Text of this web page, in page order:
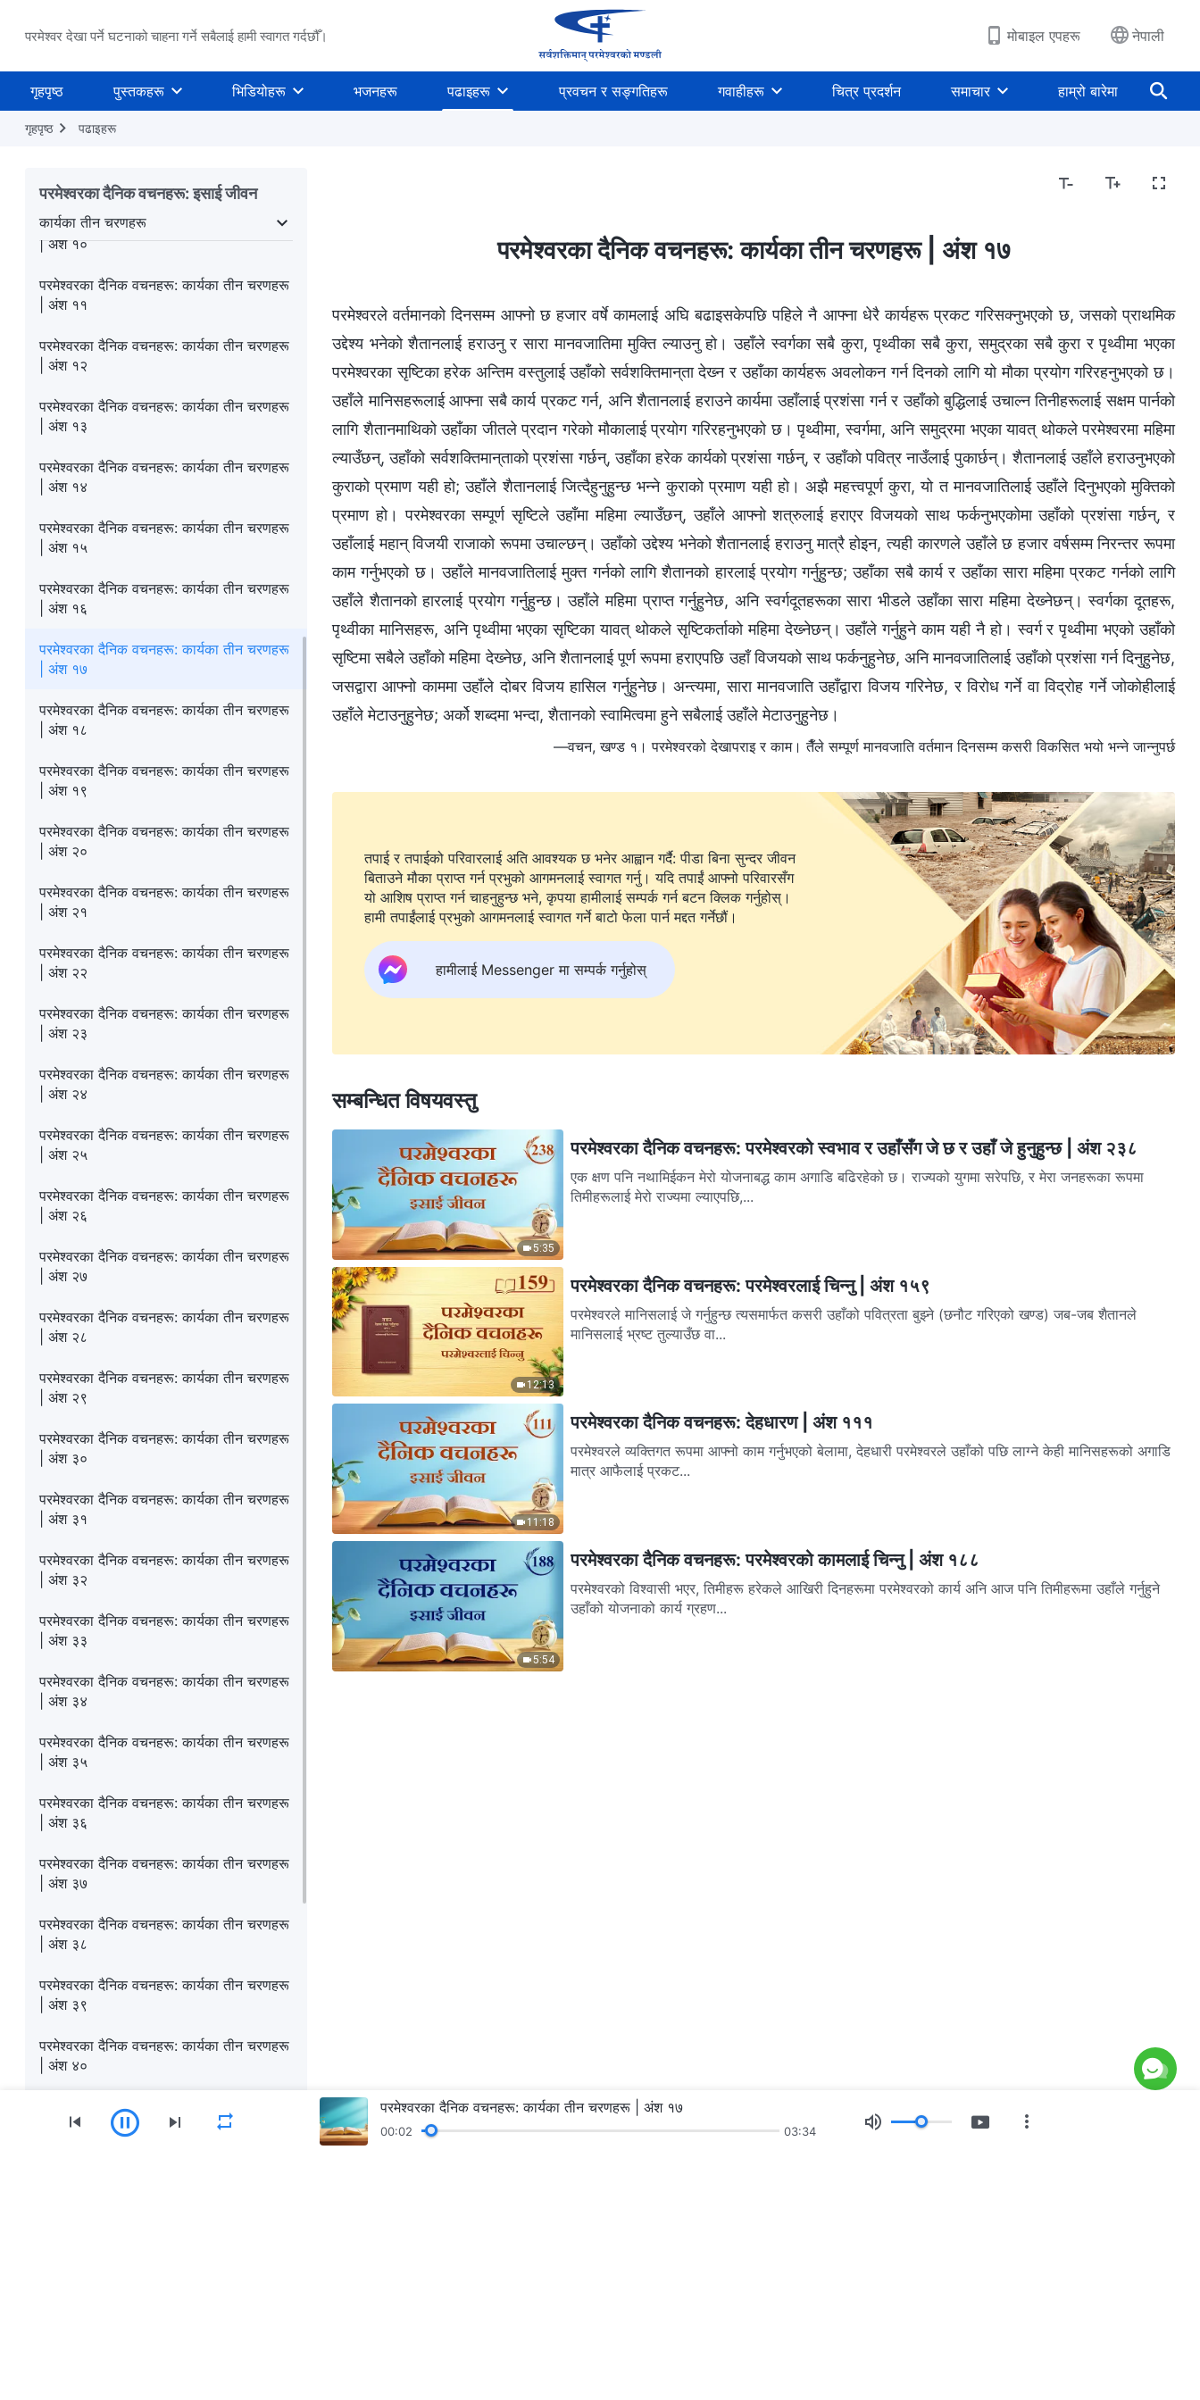
परमेश्वर देखा पर्ने घटनाको चाहना गर्ने सबैलाई हामी स्वागत गर्दछौँ। मोबाइल एपहरू नेपाली
गृहपृष्ठ पुस्तकहरू भिडियोहरू भजनहरू पढाइहरू प्रवचन र सङ्गतिहरू गवाहीहरू चित्र प्रदर्शन समाचार हाम्रो बारेमा
गृहपृष्ठ पढाइहरू
परमेश्‍वरका दैनिक वचनहरू: इसाई जीवन
कार्यका तीन चरणहरू
कार्यका तीन चरणहरू परमेश्‍वर देखा पर्नु र उहाँको काम आखिरी दिनहरूको न्याय देहधारण परमेश्‍वरको कामलाई चिन्‍नु परमेश्‍वरको स्वभाव र उहाँसँग जे छ र उहाँ जे हुनुहुन्छ
परमेश्‍वरका दैनिक वचनहरू: कार्यका तीन चरणहरू
परमेश्‍वरका दैनिक वचनहरू: कार्यका तीन चरणहरू
| अंश ८
| अंश ९
परमेश्‍वरका दैनिक वचनहरू: कार्यका तीन चरणहरू
| अंश १०
परमेश्‍वरका दैनिक वचनहरू: कार्यका तीन चरणहरू
| अंश ११
परमेश्‍वरका दैनिक वचनहरू: कार्यका तीन चरणहरू
| अंश १२
परमेश्‍वरका दैनिक वचनहरू: कार्यका तीन चरणहरू
| अंश १३
परमेश्‍वरका दैनिक वचनहरू: कार्यका तीन चरणहरू
| अंश १४
परमेश्‍वरका दैनिक वचनहरू: कार्यका तीन चरणहरू
| अंश १५
परमेश्‍वरका दैनिक वचनहरू: कार्यका तीन चरणहरू
| अंश १६
परमेश्‍वरका दैनिक वचनहरू: कार्यका तीन चरणहरू
| अंश १७
परमेश्‍वरका दैनिक वचनहरू: कार्यका तीन चरणहरू
| अंश १८
परमेश्‍वरका दैनिक वचनहरू: कार्यका तीन चरणहरू
| अंश १९
परमेश्‍वरका दैनिक वचनहरू: कार्यका तीन चरणहरू
| अंश २०
परमेश्‍वरका दैनिक वचनहरू: कार्यका तीन चरणहरू
| अंश २१
परमेश्‍वरका दैनिक वचनहरू: कार्यका तीन चरणहरू
| अंश २२
परमेश्‍वरका दैनिक वचनहरू: कार्यका तीन चरणहरू
| अंश २३
परमेश्‍वरका दैनिक वचनहरू: कार्यका तीन चरणहरू
| अंश २४
परमेश्‍वरका दैनिक वचनहरू: कार्यका तीन चरणहरू
| अंश २५
परमेश्‍वरका दैनिक वचनहरू: कार्यका तीन चरणहरू
| अंश २६
परमेश्‍वरका दैनिक वचनहरू: कार्यका तीन चरणहरू
| अंश २७
परमेश्‍वरका दैनिक वचनहरू: कार्यका तीन चरणहरू
| अंश २८
परमेश्‍वरका दैनिक वचनहरू: कार्यका तीन चरणहरू
| अंश २९
परमेश्‍वरका दैनिक वचनहरू: कार्यका तीन चरणहरू
| अंश ३०
परमेश्‍वरका दैनिक वचनहरू: कार्यका तीन चरणहरू
| अंश ३१
परमेश्‍वरका दैनिक वचनहरू: कार्यका तीन चरणहरू
| अंश ३२
परमेश्‍वरका दैनिक वचनहरू: कार्यका तीन चरणहरू
| अंश ३३
परमेश्‍वरका दैनिक वचनहरू: कार्यका तीन चरणहरू
| अंश ३४
परमेश्‍वरका दैनिक वचनहरू: कार्यका तीन चरणहरू
| अंश ३५
परमेश्‍वरका दैनिक वचनहरू: कार्यका तीन चरणहरू
| अंश ३६
परमेश्‍वरका दैनिक वचनहरू: कार्यका तीन चरणहरू
| अंश ३७
परमेश्‍वरका दैनिक वचनहरू: कार्यका तीन चरणहरू
| अंश ३८
परमेश्‍वरका दैनिक वचनहरू: कार्यका तीन चरणहरू
| अंश ३९
परमेश्‍वरका दैनिक वचनहरू: कार्यका तीन चरणहरू
| अंश ४०
परमेश्‍वरका दैनिक वचनहरू: कार्यका तीन चरणहरू
| अंश ४१
परमेश्‍वरका दैनिक वचनहरू: कार्यका तीन चरणहरू | अंश १७
परमेश्‍वरले वर्तमानको दिनसम्म आफ्नो छ हजार वर्षे कामलाई अघि बढाइसकेपछि पहिले नै आफ्ना धेरै कार्यहरू प्रकट गरिसक्‍नुभएको छ, जसको प्राथमिक
उद्देश्य भनेको शैतानलाई हराउनु र सारा मानवजातिमा मुक्ति ल्याउनु हो। उहाँले स्वर्गका सबै कुरा, पृथ्वीका सबै कुरा, समुद्रका सबै कुरा र पृथ्वीमा भएका
परमेश्‍वरका सृष्टिका हरेक अन्तिम वस्तुलाई उहाँको सर्वशक्तिमान्‌ता देख्‍न र उहाँका कार्यहरू अवलोकन गर्न दिनको लागि यो मौका प्रयोग गरिरहनुभएको छ।
उहाँले मानिसहरूलाई आफ्ना सबै कार्य प्रकट गर्न, अनि शैतानलाई हराउने कार्यमा उहाँलाई प्रशंसा गर्न र उहाँको बुद्धिलाई उचाल्न तिनीहरूलाई सक्षम पार्नको
लागि शैतानमाथिको उहाँका जीतले प्रदान गरेको मौकालाई प्रयोग गरिरहनुभएको छ। पृथ्वीमा, स्वर्गमा, अनि समुद्रमा भएका यावत् थोकले परमेश्‍वरमा महिमा
ल्याउँछन्, उहाँको सर्वशक्तिमान्‌ताको प्रशंसा गर्छन्, उहाँका हरेक कार्यको प्रशंसा गर्छन्, र उहाँको पवित्र नाउँलाई पुकार्छन्। शैतानलाई उहाँले हराउनुभएको
कुराको प्रमाण यही हो; उहाँले शैतानलाई जित्दैहुनुहुन्छ भन्‍ने कुराको प्रमाण यही हो। अझै महत्त्वपूर्ण कुरा, यो त मानवजातिलाई उहाँले दिनुभएको मुक्तिको
प्रमाण हो। परमेश्‍वरका सम्पूर्ण सृष्टिले उहाँमा महिमा ल्याउँछन्, उहाँले आफ्नो शत्रुलाई हराएर विजयको साथ फर्कनुभएकोमा उहाँको प्रशंसा गर्छन्, र
उहाँलाई महान् विजयी राजाको रूपमा उचाल्छन्। उहाँको उद्देश्य भनेको शैतानलाई हराउनु मात्रै होइन, त्यही कारणले उहाँले छ हजार वर्षसम्म निरन्तर रूपमा
काम गर्नुभएको छ। उहाँले मानवजातिलाई मुक्त गर्नको लागि शैतानको हारलाई प्रयोग गर्नुहुन्छ; उहाँका सबै कार्य र उहाँका सारा महिमा प्रकट गर्नको लागि
उहाँले शैतानको हारलाई प्रयोग गर्नुहुन्छ। उहाँले महिमा प्राप्त गर्नुहुनेछ, अनि स्वर्गदूतहरूका सारा भीडले उहाँका सारा महिमा देख्‍नेछन्। स्वर्गका दूतहरू,
पृथ्वीका मानिसहरू, अनि पृथ्वीमा भएका सृष्टिका यावत् थोकले सृष्टिकर्ताको महिमा देख्‍नेछन्। उहाँले गर्नुहुने काम यही नै हो। स्वर्ग र पृथ्वीमा भएको उहाँको
सृष्टिमा सबैले उहाँको महिमा देख्‍नेछ, अनि शैतानलाई पूर्ण रूपमा हराएपछि उहाँ विजयको साथ फर्कनुहुनेछ, अनि मानवजातिलाई उहाँको प्रशंसा गर्न दिनुहुनेछ,
जसद्वारा आफ्‍नो काममा उहाँले दोबर विजय हासिल गर्नुहुनेछ। अन्त्यमा, सारा मानवजाति उहाँद्वारा विजय गरिनेछ, र विरोध गर्ने वा विद्रोह गर्ने जोकोहीलाई
उहाँले मेटाउनुहुनेछ; अर्को शब्दमा भन्दा, शैतानको स्वामित्वमा हुने सबैलाई उहाँले मेटाउनुहुनेछ।
—वचन, खण्ड १। परमेश्‍वरको देखापराइ र काम। तैँले सम्पूर्ण मानवजाति वर्तमान दिनसम्म कसरी विकसित भयो भन्‍ने जान्‍नुपर्छ
तपाई र तपाईको परिवारलाई अति आवश्यक छ भनेर आह्वान गर्दै: पीडा बिना सुन्दर जीवन
बिताउने मौका प्राप्त गर्न प्रभुको आगमनलाई स्वागत गर्नु। यदि तपाईं आफ्नो परिवारसँग
यो आशिष प्राप्त गर्न चाहनुहुन्छ भने, कृपया हामीलाई सम्पर्क गर्न बटन क्लिक गर्नुहोस्।
हामी तपाईंलाई प्रभुको आगमनलाई स्वागत गर्ने बाटो फेला पार्न मद्दत गर्नेछौं।
हामीलाई Messenger मा सम्पर्क गर्नुहोस्
सम्बन्धित विषयवस्तु
5:35
परमेश्‍वरका दैनिक वचनहरू: परमेश्‍वरको स्वभाव र उहाँसँग जे छ र उहाँ जे हुनुहुन्छ | अंश २३८
एक क्षण पनि नथामिईकन मेरो योजनाबद्ध काम अगाडि बढिरहेको छ। राज्यको युगमा सरेपछि, र मेरा जनहरूका रूपमा
तिमीहरूलाई मेरो राज्यमा ल्याएपछि,...
12:13
परमेश्‍वरका दैनिक वचनहरू: परमेश्‍वरलाई चिन्‍नु | अंश १५९
परमेश्‍वरले मानिसलाई जे गर्नुहुन्छ त्यसमार्फत कसरी उहाँको पवित्रता बुझ्ने (छनौट गरिएको खण्ड) जब-जब शैतानले
मानिसलाई भ्रष्ट तुल्याउँछ वा...
11:18
परमेश्‍वरका दैनिक वचनहरू: देहधारण | अंश १११
परमेश्‍वरले व्यक्तिगत रूपमा आफ्नो काम गर्नुभएको बेलामा, देहधारी परमेश्‍वरले उहाँको पछि लाग्‍ने केही मानिसहरूको अगाडि
मात्र आफैलाई प्रकट...
5:54
परमेश्‍वरका दैनिक वचनहरू: परमेश्‍वरको कामलाई चिन्‍नु | अंश १८८
परमेश्‍वरको विश्‍वासी भएर, तिमीहरू हरेकले आखिरी दिनहरूमा परमेश्‍वरको कार्य अनि आज पनि तिमीहरूमा उहाँले गर्नुहुने
उहाँको योजनाको कार्य ग्रहण...
परमेश्‍वरका दैनिक वचनहरू: कार्यका तीन चरणहरू | अंश १७
00:03 03:34